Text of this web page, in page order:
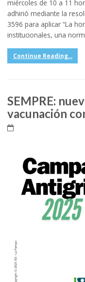
miércoles de 10 a 11
adhirió mediante la
3596 para aplicar “La
institucionales, una
Continue Reading...
SEMPRE:
vacunación